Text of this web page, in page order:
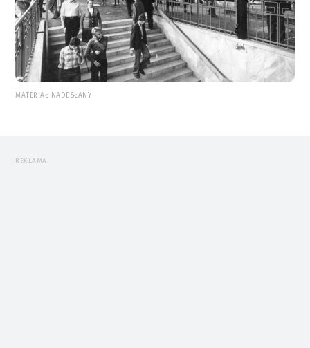
MATERIAŁ NADESŁANY
REKLAMA